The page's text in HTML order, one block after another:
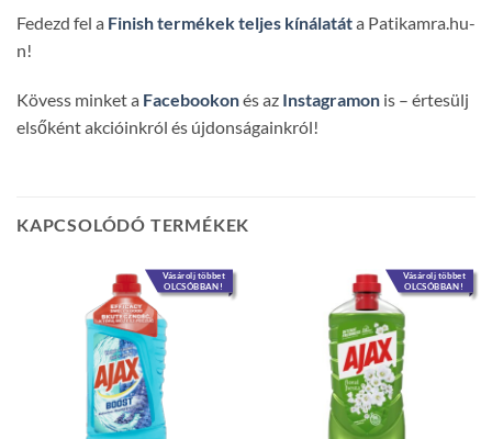
Fedezd fel a Finish termékek teljes kínálatáta Patikamra.hu-
n!
Kövess minket a Facebookonés az Instagramon is – értesülj
elsőként akcióinkról és újdonságainkról!
KAPCSOLÓDÓ TERMÉKEK
Vásárolj többet
OLCSÓBBAN!
Vásárolj többet
OLCSÓBBAN!